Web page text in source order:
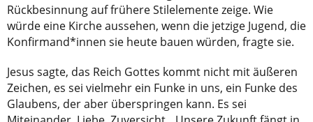
Rückbesinnung auf frühere Stilelemente zeige. Wie
würde eine Kirche aussehen, wenn die jetzige Jugend, die
Konfirmand*innen sie heute bauen würden, fragte sie.
Jesus sagte, das Reich Gottes kommt nicht mit äußeren
Zeichen, es sei vielmehr ein Funke in uns, ein Funke des
Glaubens, der aber überspringen kann. Es sei